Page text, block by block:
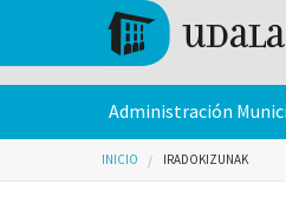
Pasar al contenido principal
Administración
Usted
INICIO IRADOKIZUNAK